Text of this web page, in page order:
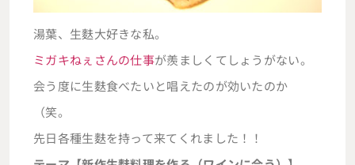
湯葉、生麩大好きな私。
ミガキねぇさんの仕事が羨ましくてしょうがない。
会う度に生麩食べたいと唱えたのが効いたのか
（笑。
先日各種生麩を持って来てくれました！！